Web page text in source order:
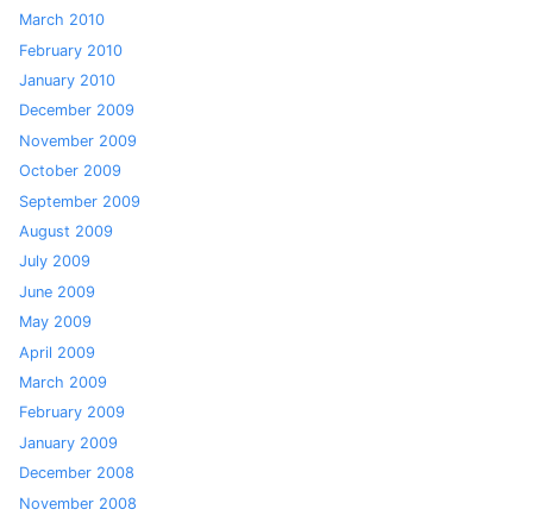
March 2010
February 2010
January 2010
December 2009
November 2009
October 2009
September 2009
August 2009
July 2009
June 2009
May 2009
April 2009
March 2009
February 2009
January 2009
December 2008
November 2008